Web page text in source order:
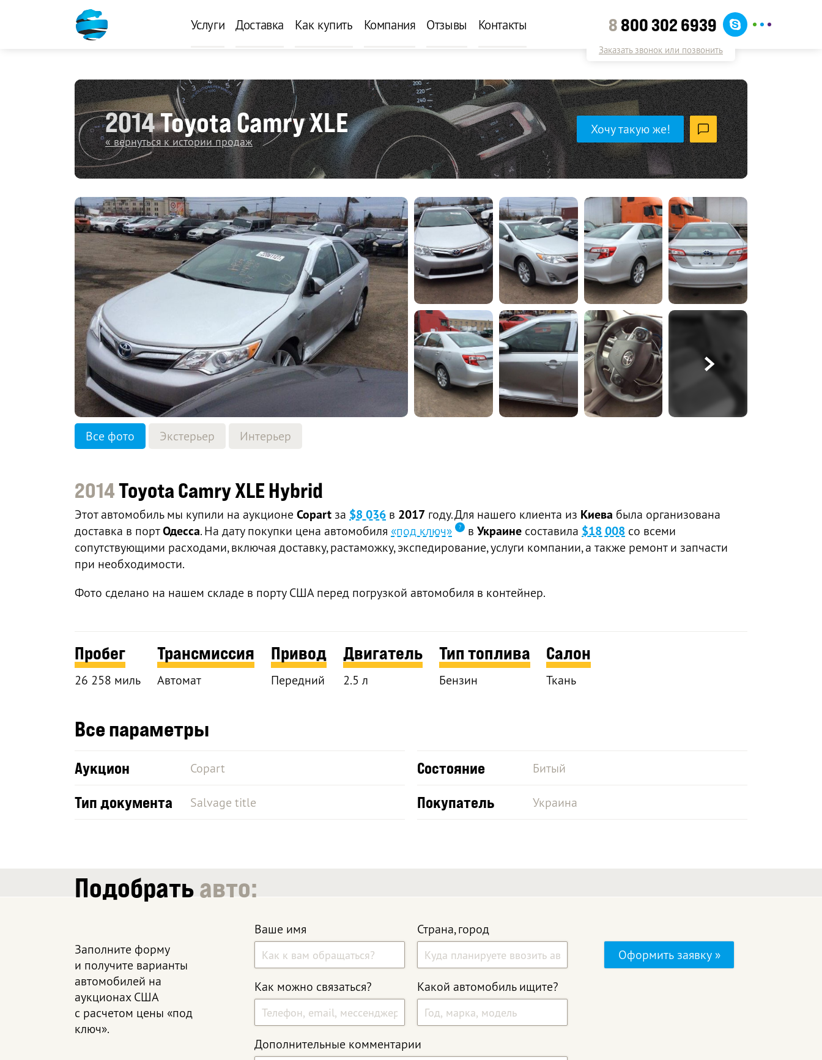
Услуги Доставка Как купить Компания Отзывы Контакты 8 800 302 6939
Заказать звонок или позвонить
2014Toyota Camry XLE
« вернуться к истории продаж
Хочу такую же!
Все фото Экстерьер Интерьер
2014Toyota Camry XLE Hybrid
Этот автомобиль мы купили на аукционе Copart за $8 036 в 2017 году. Для нашего клиента из Киева была организована
доставка в портОдесса. На дату покупки цена автомобиля «под ключ» в Украине составила $18 008 со всеми
сопутствующими расходами, включая доставку, растаможку, экспедирование, услуги компании, а также ремонт и запчасти
при необходимости.
Фото сделано на нашем складе в порту США перед погрузкой автомобиля в контейнер.
Пробег
26 258 миль
Трансмиссия
Автомат
Привод
Передний
Двигатель
2.5 л
Тип топлива
Бензин
Салон
Ткань
Все параметры
Аукцион Copart Состояние Битый
Тип документа Salvage title Покупатель Украина
Подобратьавто:
Заполните форму
и получите варианты
автомобилей на
аукционах США
с расчетом цены «под
ключ».
Ваше имя Страна, город
Как можно связаться? Какой автомобиль ищите?
Дополнительные комментарии
Оформить заявку »